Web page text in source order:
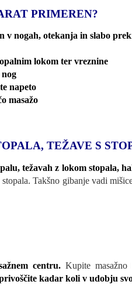
PRIMEREN?
v nogah, otekanja in slabo
lokom ter vreznine
napeto
masažo
TEŽAVE S
težavah z lokom stopala,
Takšno gibanje vadi
centru. Kupite
kadar koli v udobju